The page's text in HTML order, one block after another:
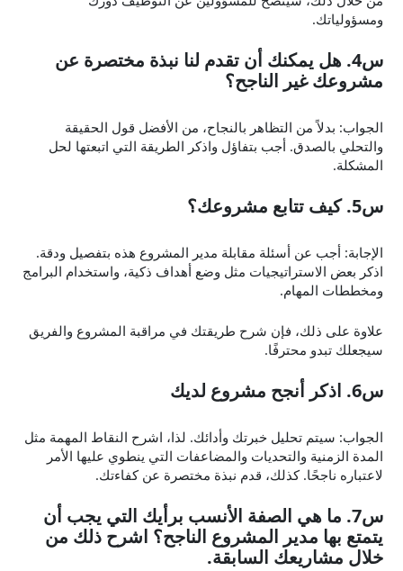
ومسؤولياتك.
س4. هل يمكنك أن تقدم لنا نبذة مختصرة عن
مشروعك غير الناجح؟
الجواب: بدلاً من التظاهر بالنجاح، من الأفضل قول الحقيقة
والتحلي بالصدق. أجب بتفاؤل واذكر الطريقة التي اتبعتها لحل
المشكلة.
س5. كيف تتابع مشروعك؟
الإجابة: أجب عن أسئلة مقابلة مدير المشروع هذه بتفصيل ودقة.
اذكر بعض الاستراتيجيات مثل وضع أهداف ذكية، واستخدام البرامج
ومخططات المهام.
علاوة على ذلك، فإن شرح طريقتك في مراقبة المشروع والفريق
سيجعلك تبدو محترفًا.
س6. اذكر أنجح مشروع لديك
الجواب: سيتم تحليل خبرتك وأدائك. لذا، اشرح النقاط المهمة مثل
المدة الزمنية والتحديات والمضاعفات التي ينطوي عليها الأمر
لاعتباره ناجحًا. كذلك، قدم نبذة مختصرة عن كفاءتك.
س7. ما هي الصفة الأنسب برأيك التي يجب أن
يتمتع بها مدير المشروع الناجح؟ اشرح ذلك من
خلال مشاريعك السابقة.